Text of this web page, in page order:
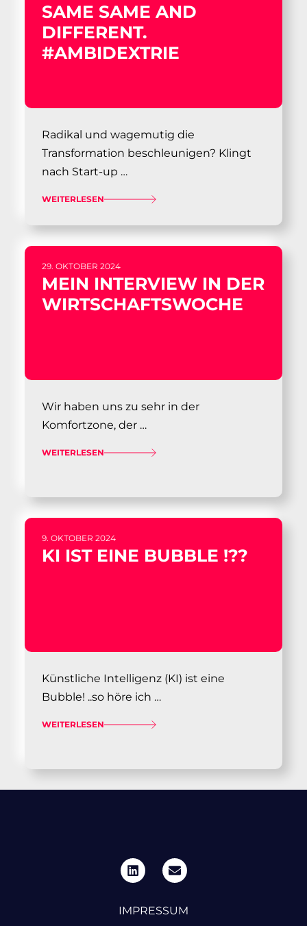
SAME SAME AND
DIFFERENT.
#AMBIDEXTRIE
Radikal und wagemutig die
Transformation beschleunigen? Klingt
nach Start-up …
WEITERLESEN
29. OKTOBER 2024
MEIN INTERVIEW IN DER
WIRTSCHAFTSWOCHE
Wir haben uns zu sehr in der
Komfortzone, der …
WEITERLESEN
9. OKTOBER 2024
KI IST EINE BUBBLE !??
Künstliche Intelligenz (KI) ist eine
Bubble! ..so höre ich …
WEITERLESEN
IMPRESSUM